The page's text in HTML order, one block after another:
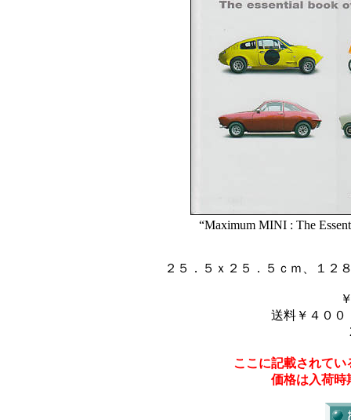
“Maximum MINI : The
２５．５ｘ２５．５ｃｍ、１２
送料￥４００
ここに記載されて
価格は入荷時